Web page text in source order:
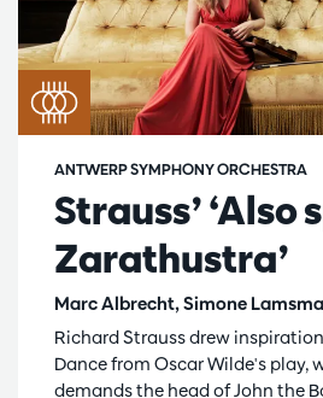
Strauss’ ‘Also
Zarathustra’
Marc Albrecht, Simone Lamsma
ANTWERP SYMPHONY ORCHESTRA
Richard Strauss drew
Dance from Oscar Wilde's play,
demands the head of John the